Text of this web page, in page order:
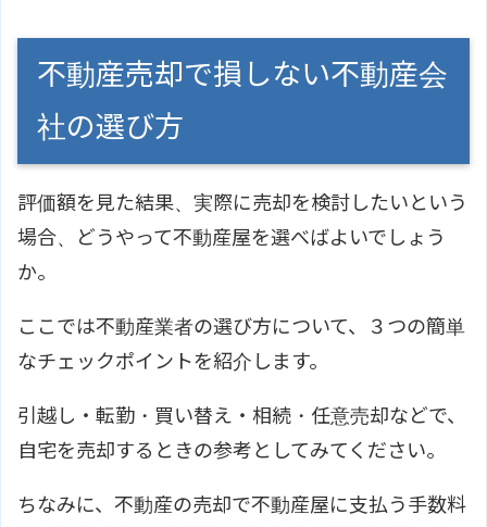
不動産売却で損しない不動産会
社の選び方
評価額を見た結果、実際に売却を検討したいという
場合、どうやって不動産屋を選べばよいでしょう
か。
ここでは不動産業者の選び方について、３つの簡単
なチェックポイントを紹介します。
引越し・転勤・買い替え・相続・任意売却などで、
自宅を売却するときの参考としてみてください。
ちなみに、不動産の売却で不動産屋に支払う手数料